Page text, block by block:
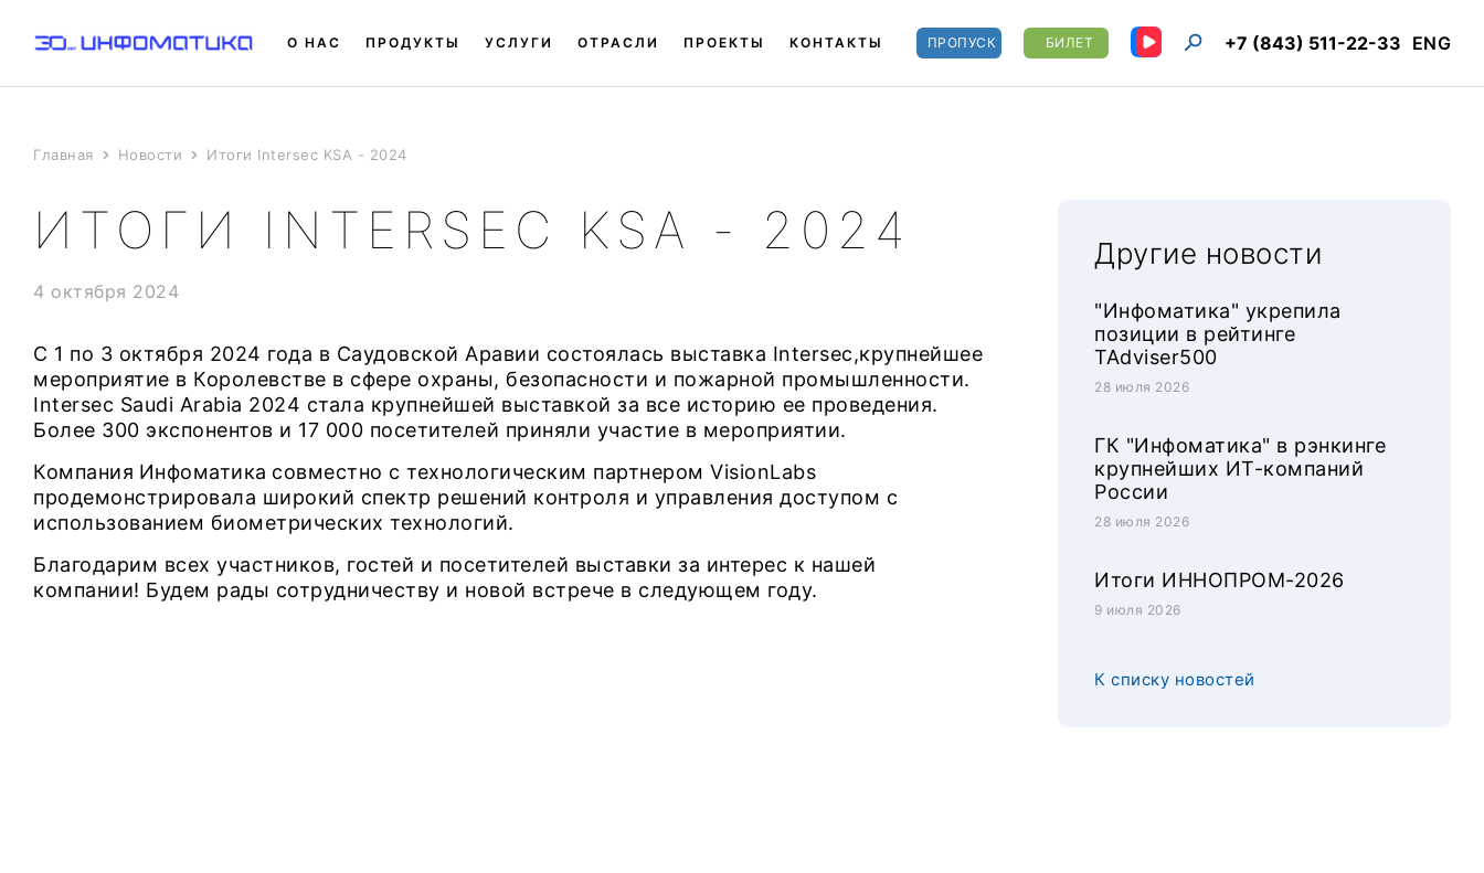
О НАС ПРОДУКТЫ УСЛУГИ ОТРАСЛИ ПРОЕКТЫ КОНТАКТЫ ПРОПУСК БИЛЕТ +7 (843) 511-22-33 ENG
Главная Новости Итоги Intersec KSA - 2024
ИТОГИ INTERSEC KSA - 2024
4 октября 2024
С 1 по 3 октября 2024 года в Саудовской Аравии состоялась выставка Intersec,крупнейшее
мероприятие в Королевстве в сфере охраны, безопасности и пожарной промышленности.
Intersec Saudi Arabia 2024 стала крупнейшей выставкой за все историю ее проведения.
Более 300 экспонентов и 17 000 посетителей приняли участие в мероприятии.
Компания Инфоматика совместно с технологическим партнером VisionLabs
продемонстрировала широкий спектр решений контроля и управления доступом с
использованием биометрических технологий.
Благодарим всех участников, гостей и посетителей выставки за интерес к нашей
компании! Будем рады сотрудничеству и новой встрече в следующем году.
Другие новости
"Инфоматика" укрепила
позиции в рейтинге
TAdviser500
28 июля 2026
ГК "Инфоматика" в рэнкинге
крупнейших ИТ-компаний
России
28 июля 2026
Итоги ИННОПРОМ-2026
9 июля 2026
К списку новостей